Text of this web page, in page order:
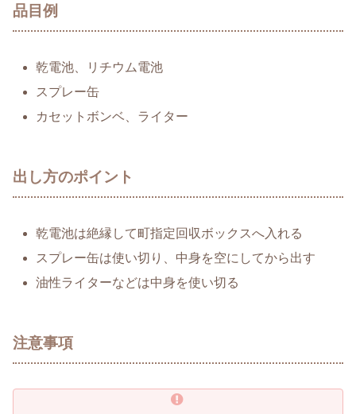
品目例
乾電池、リチウム電池
スプレー缶
カセットボンベ、ライター
出し方のポイント
乾電池は絶縁して町指定回収ボックスへ入れる
スプレー缶は使い切り、中身を空にしてから出す
油性ライターなどは中身を使い切る
注意事項